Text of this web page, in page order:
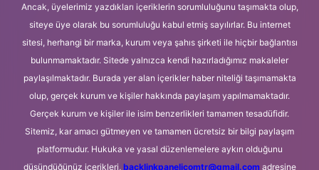
Ancak, üyelerimiz yazdıkları içeriklerin sorumluluğunu taşımakta olup,
siteye üye olarak bu sorumluluğu kabul etmiş sayılırlar. Bu internet
sitesi, herhangi bir marka, kurum veya şahıs şirketi ile hiçbir bağlantısı
bulunmamaktadır. Sitede yalnızca kendi hazırladığımız makaleler
paylaşılmaktadır. Burada yer alan içerikler haber niteliği taşımamakta
olup, gerçek kurum ve kişiler hakkında paylaşım yapılmamaktadır.
Gerçek kurum ve kişiler ile isim benzerlikleri tamamen tesadüfidir.
Sitemiz, kar amacı gütmeyen ve tamamen ücretsiz bir bilgi paylaşım
platformudur. Hukuka ve yasal düzenlemelere aykırı olduğunu
düşündüğünüz içerikleri, backlinkpanelicomtr@gmail.comadresine